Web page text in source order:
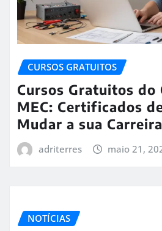
CURSOS GRATUITOS
Cursos Gratuitos do
MEC: Certificados
Mudar a sua
adriterres maio 21,
NOTÍCIAS